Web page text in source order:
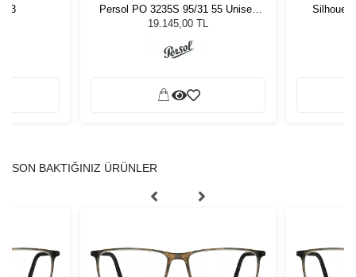
C3
Persol PO 3235S 95/31 55 Unisex
Güneş Gözlüğü
19.145,00 TL
SON BAKTIĞINIZ ÜRÜNLER